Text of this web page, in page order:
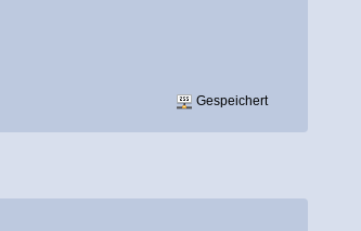
Gespeichert